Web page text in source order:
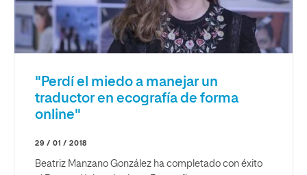
"Perdí el miedo a manejar un
traductor en ecografía de forma
online"
29 / 01 / 2018
Beatriz Manzano González ha completado con éxito